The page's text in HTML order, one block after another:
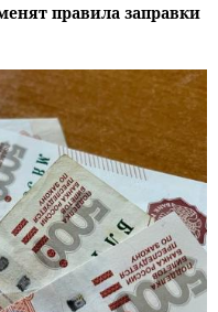
правила заправки